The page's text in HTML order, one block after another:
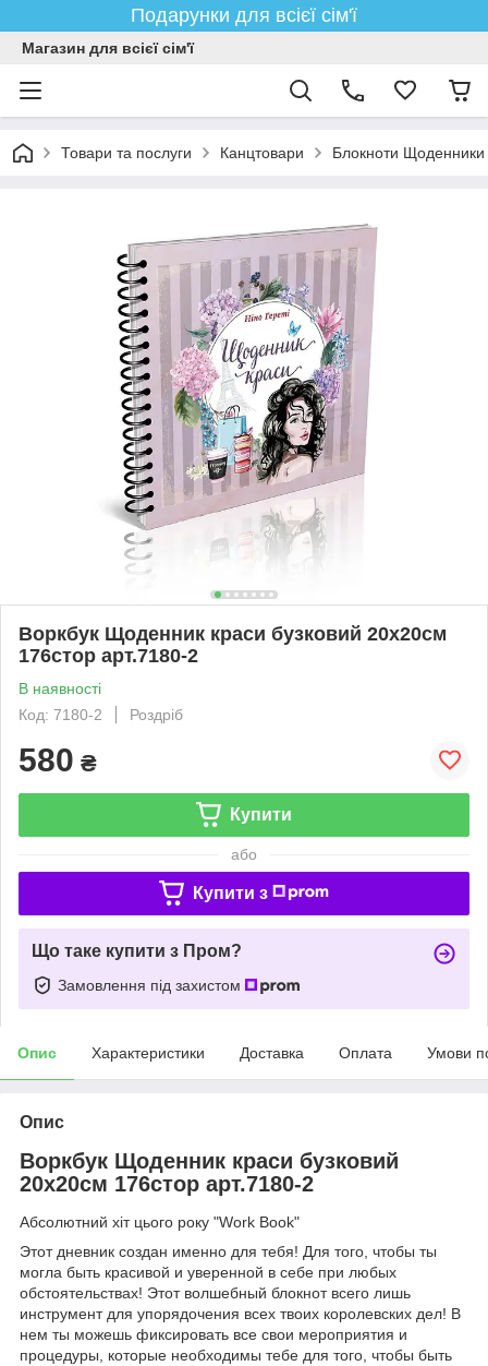
Подарунки для всієї сім'ї
Магазин для всієї сім'ї
Товари та послуги Канцтовари Блокноти Щоденники
Воркбук Щоденник краси бузковий 20х20см
176стор арт.7180-2
В наявності
Код: 7180-2
Роздріб
580 ₴
Купити
або
Купити з
Що таке купити з Пром?
Замовлення під захистом
Опис Характеристики Доставка Оплата Умови
Опис
Воркбук Щоденник краси бузковий
20х20см 176стор арт.7180-2
Абсолютний хіт цього року "Work Book"
Этот дневник создан именно для тебя! Для того, чтобы ты
могла быть красивой и уверенной в себе при любых
обстоятельствах! Этот волшебный блокнот всего лишь
инструмент для упорядочения всех твоих королевских дел! В
нем ты можешь фиксировать все свои мероприятия и
процедуры, которые необходимы тебе для того, чтобы быть